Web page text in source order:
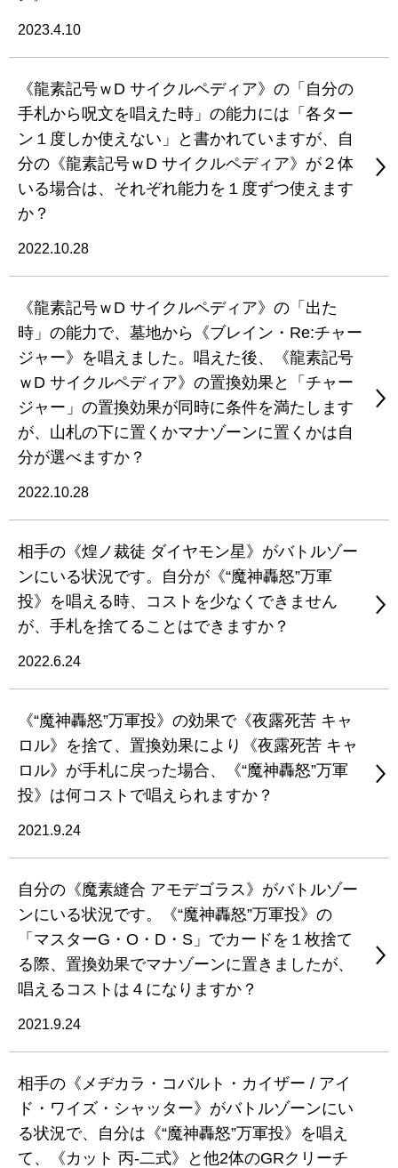
2023.4.10
《龍素記号ｗD サイクルペディア》の「自分の
手札から呪文を唱えた時」の能力には「各ター
ン１度しか使えない」と書かれていますが、自
分の《龍素記号ｗD サイクルペディア》が２体
いる場合は、それぞれ能力を１度ずつ使えます
か？
2022.10.28
《龍素記号ｗD サイクルペディア》の「出た
時」の能力で、墓地から《ブレイン・Re:チャー
ジャー》を唱えました。唱えた後、《龍素記号
ｗD サイクルペディア》の置換効果と「チャー
ジャー」の置換効果が同時に条件を満たします
が、山札の下に置くかマナゾーンに置くかは自
分が選べますか？
2022.10.28
相手の《煌ノ裁徒 ダイヤモン星》がバトルゾー
ンにいる状況です。自分が《“魔神轟怒”万軍
投》を唱える時、コストを少なくできません
が、手札を捨てることはできますか？
2022.6.24
《“魔神轟怒”万軍投》の効果で《夜露死苦 キャ
ロル》を捨て、置換効果により《夜露死苦 キャ
ロル》が手札に戻った場合、《“魔神轟怒”万軍
投》は何コストで唱えられますか？
2021.9.24
自分の《魔素縫合 アモデゴラス》がバトルゾー
ンにいる状況です。《“魔神轟怒”万軍投》の
「マスターG・O・D・S」でカードを１枚捨て
る際、置換効果でマナゾーンに置きましたが、
唱えるコストは４になりますか？
2021.9.24
相手の《メヂカラ・コバルト・カイザー / アイ
ド・ワイズ・シャッター》がバトルゾーンにい
る状況で、自分は《“魔神轟怒”万軍投》を唱え
て、《カット 丙-二式》と他2体のGRクリーチ